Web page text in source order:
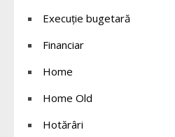
Execuție bugetară
Financiar
Home
Home Old
Hotărâri